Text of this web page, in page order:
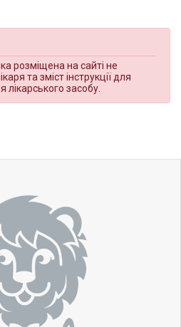
розміщена на сайті не
та зміст інструкції для
лікарського засобу.